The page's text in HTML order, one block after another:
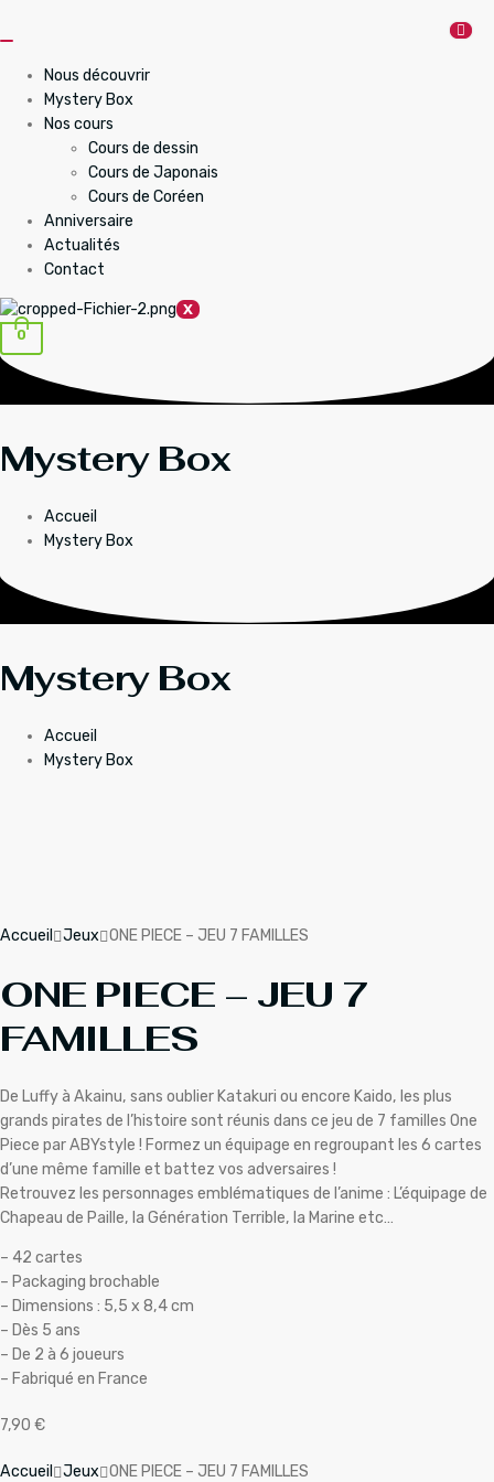
Nous découvrir
Mystery Box
Nos cours
Cours de dessin
Cours de Japonais
Cours de Coréen
Anniversaire
Actualités
Contact
X
0
Mystery Box
Accueil
Mystery Box
Mystery Box
Accueil
Mystery Box
Accueil Jeux ONE PIECE – JEU 7 FAMILLES
ONE PIECE – JEU 7
FAMILLES
De Luffy à Akainu, sans oublier Katakuri ou encore Kaido, les plus
grands pirates de l’histoire sont réunis dans ce jeu de 7 familles One
Piece par ABYstyle ! Formez un équipage en regroupant les 6 cartes
d’une même famille et battez vos adversaires !
Retrouvez les personnages emblématiques de l’anime : L’équipage de
Chapeau de Paille, la Génération Terrible, la Marine etc…
– 42 cartes
– Packaging brochable
– Dimensions : 5,5 x 8,4 cm
– Dès 5 ans
– De 2 à 6 joueurs
– Fabriqué en France
7,90 €
Accueil Jeux ONE PIECE – JEU 7 FAMILLES